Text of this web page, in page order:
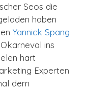
Seos die
haben
Yannick Spang
ins
hart
Experten
dem